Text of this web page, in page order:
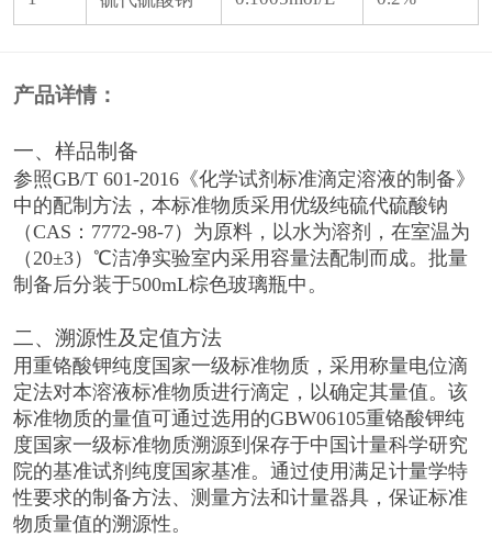
产品详情：
一、样品制备
参照GB/T 601-2016《化学试剂标准滴定溶液的制备》
中的配制方法，本标准物质采用优级纯硫代硫酸钠
（CAS：7772-98-7）为原料，以水为溶剂，在室温为
（20±3）℃洁净实验室内采用容量法配制而成。批量
制备后分装于500mL棕色玻璃瓶中。
二、溯源性及定值方法
用重铬酸钾纯度国家一级标准物质，采用称量电位滴
定法对本溶液标准物质进行滴定，以确定其量值。该
标准物质的量值可通过选用的GBW06105重铬酸钾纯
度国家一级标准物质溯源到保存于中国计量科学研究
院的基准试剂纯度国家基准。通过使用满足计量学特
性要求的制备方法、测量方法和计量器具，保证标准
物质量值的溯源性。